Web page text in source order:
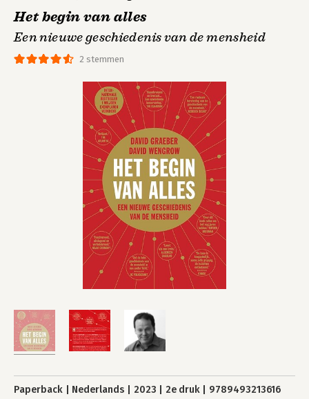
onderstaande editie.
2 stemmen
Het begin van alles
Een nieuwe geschiedenis van de mensheid
Paperback Nederlands 2023 2e druk 9789493213616